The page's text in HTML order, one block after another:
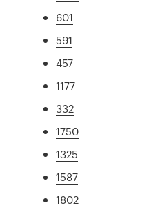
601
591
457
1177
332
1750
1325
1587
1802